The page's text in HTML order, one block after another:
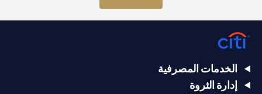
الخدمات المصرفية
إدارة الثروة